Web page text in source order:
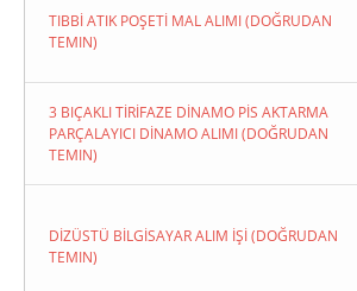
TIBBİ ATIK POŞETİ MAL ALIMI (DOĞRUDAN
TEMIN)
3 BIÇAKLI TİRİFAZE DİNAMO PİS AKTARMA
PARÇALAYICI DİNAMO ALIMI (DOĞRUDAN
TEMIN)
DİZÜSTÜ BİLGİSAYAR ALIM İŞİ (DOĞRUDAN
TEMIN)